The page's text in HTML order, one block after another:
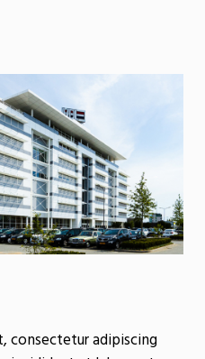
consectetur adipiscing